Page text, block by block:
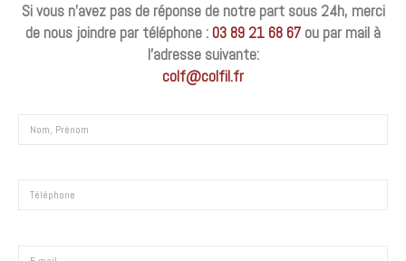
Si vous n’avez pas de réponse de notre part sous 24h, merci
de nous joindre par téléphone : 03 89 21 68 67 ou par mail à
l’adresse suivante:
colf@colfil.fr